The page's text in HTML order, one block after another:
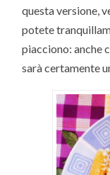
questa versione,
potete
piacciono: anche
sarà certamente